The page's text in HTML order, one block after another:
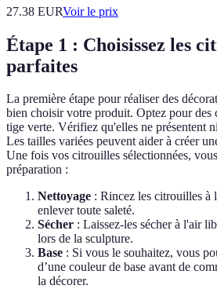
27.38 EURVoir le prix
Étape 1 : Choisissez les
parfaites
La première étape pour réaliser des
bien choisir votre produit. Optez pour des
tige verte. Vérifiez qu'elles ne présentent
Les tailles variées peuvent aider à créer
Une fois vos citrouilles sélectionnées,
préparation :
Nettoyage : Rincez les citrouilles à
enlever toute saleté.
Sécher : Laissez-les sécher à l'air
lors de la sculpture.
Base : Si vous le souhaitez, vous
d’une couleur de base avant de
la décorer.